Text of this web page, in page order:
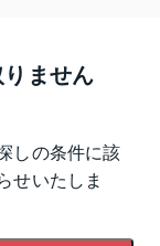
ません
しの条件に該
せいたしま